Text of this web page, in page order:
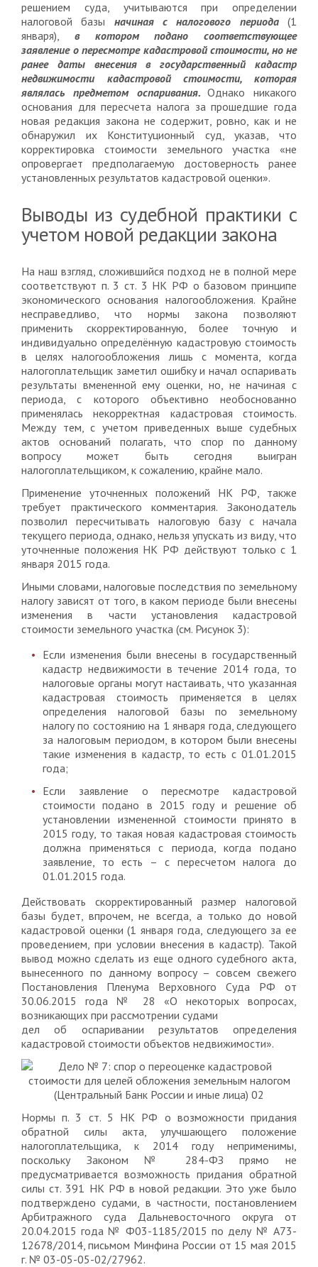
решением суда, учитываются при определении
налоговой базы начиная с налогового периода(1
января), в котором подано соответствующее
заявление о пересмотре кадастровой стоимости, но не
ранее датывнесения в государственный кадастр
недвижимости кадастровой стоимости, которая
являлась предметом оспаривания.Однако никакого
основания для пересчета налога за прошедшие года
новая редакция закона не содержит, ровно, как и не
обнаружил их Конституционный суд, указав, что
корректировка стоимости земельного участка «не
опровергает предполагаемую достоверность ранее
установленных результатов кадастровой оценки».
Выводы из судебной практики с
учетом новой редакции закона
На наш взгляд, сложившийся подход не в полной мере
соответствуют п. 3 ст. 3 НК РФ о базовом принципе
экономического основания налогообложения. Крайне
несправедливо, что нормы закона позволяют
применить скорректированную, более точную и
индивидуально определённую кадастровую стоимость
в целях налогообложения лишь с момента, когда
налогоплательщик заметил ошибку и начал оспаривать
результаты вмененной ему оценки, но, не начиная с
периода, с которого объективно необоснованно
применялась некорректная кадастровая стоимость.
Между тем, с учетом приведенных выше судебных
актов оснований полагать, что спор по данному
вопросу может быть сегодня выигран
налогоплательщиком, к сожалению, крайне мало.
Применение уточненных положений НК РФ, также
требует практического комментария. Законодатель
позволил пересчитывать налоговую базу с начала
текущего периода, однако, нельзя упускать из виду, что
уточненные положения НК РФ действуют только с 1
января 2015 года.
Иными словами, налоговые последствия по земельному
налогу зависят от того, в каком периоде были внесены
изменения в части установления кадастровой
стоимости земельного участка (см. Рисунок 3):
Если изменения были внесены в государственный
кадастр недвижимости в течение 2014 года, то
налоговые органы могут настаивать, что указанная
кадастровая стоимость применяется в целях
определения налоговой базы по земельному
налогу по состоянию на 1 января года, следующего
за налоговым периодом, в котором были внесены
такие изменения в кадастр, то есть с 01.01.2015
года;
Если заявление о пересмотре кадастровой
стоимости подано в 2015 году и решение об
установлении измененной стоимости принято в
2015 году, то такая новая кадастровая стоимость
должна применяться с периода, когда подано
заявление, то есть – с пересчетом налога до
01.01.2015 года.
Действовать скорректированный размер налоговой
базы будет, впрочем, не всегда, а только до новой
кадастровой оценки (1 января года, следующего за ее
проведением, при условии внесения в кадастр). Такой
вывод можно сделать из еще одного судебного акта,
вынесенного по данному вопросу – совсем свежего
Постановления Пленума Верховного Суда РФ от
30.06.2015 года № 28 «О некоторых вопросах,
возникающих при рассмотрении судами
дел об оспаривании результатов определения
кадастровой стоимости объектов недвижимости».
Нормы п. 3 ст. 5 НК РФ о возможности придания
обратной силы акта, улучшающего положение
налогоплательщика, к 2014 году неприменимы,
поскольку Законом № 284-ФЗ прямо не
предусматривается возможность придания обратной
силы ст. 391 НК РФ в новой редакции. Это уже было
подтверждено судами, в частности, постановлением
Арбитражного суда Дальневосточного округа от
20.04.2015 года № Ф03-1185/2015 по делу № А73-
12678/2014, письмом Минфина России от 15 мая 2015
г. № 03-05-05-02/27962.